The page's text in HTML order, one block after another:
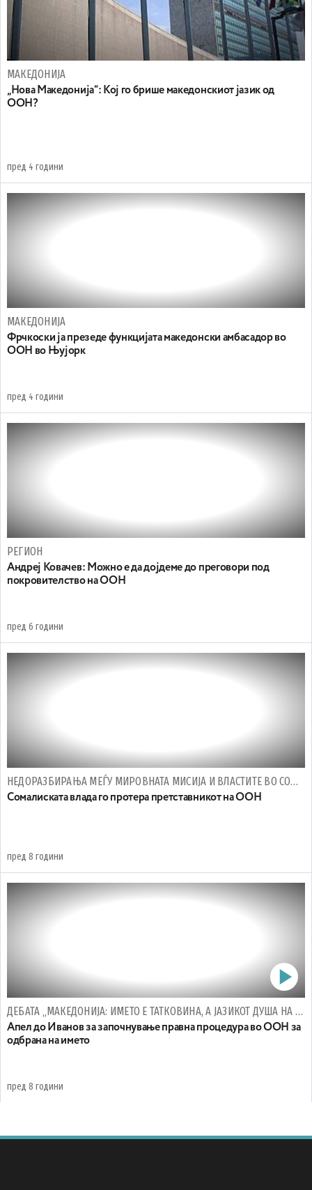
МАКЕДОНИЈА
„Нова Македонија“: Кој го брише македонскиот јазик од
ООН?
пред 4 години
МАКЕДОНИЈА
Фрчкоски ја презеде функцијата македонски амбасадор во
ООН во Њујорк
пред 4 години
РЕГИОН
Андреј Ковачев: Можно е да дојдеме до преговори под
покровителство на ООН
пред 6 години
НЕДОРАЗБИРАЊА МЕЃУ МИРОВНАТА МИСИЈА И ВЛАСТИТЕ ВО СОМАЛИЈА
Сомалиската влада го протера претставникот на ООН
пред 8 години
ДЕБАТА „МАКЕДОНИЈА: ИМЕТО Е ТАТКОВИНА, А ЈАЗИКОТ ДУША НА МАКЕДОНЦИТЕ“
Апел до Иванов за започнување правна процедура во ООН за
одбрана на името
пред 8 години